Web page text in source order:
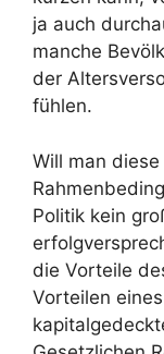
ja auch
manche
der
fühlen.
Will man
Politik kein
die Vorteile
Vorteilen